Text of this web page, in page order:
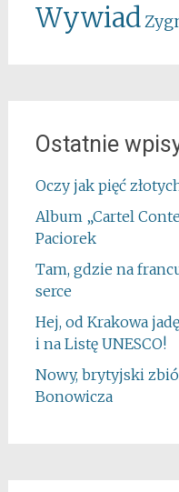
Wywiad
Ostatnie
Oczy jak pięć
Album „Cartel
Paciorek
Tam, gdzie na
serce
Hej, od Krakowa
i na Listę UNESCO!
Nowy, brytyjski
Bonowicza